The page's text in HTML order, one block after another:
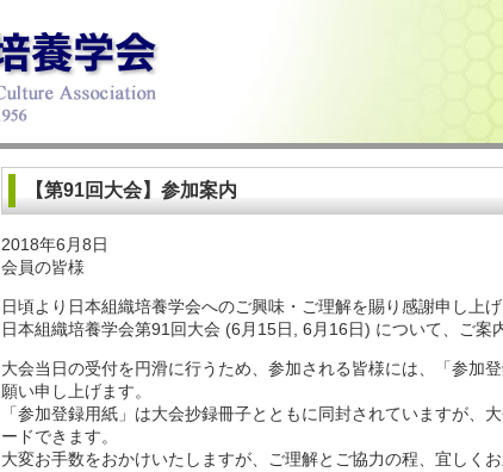
【第91回大会】参加案内
2018年6月8日
会員の皆様
日頃より日本組織培養学会へのご興味・ご理解を賜り感謝申し上げ
日本組織培養学会第91回大会 (6月15日, 6月16日) について、ご案
大会当日の受付を円滑に行うため、参加される皆様には、「参加
願い申し上げます。
「参加登録用紙」は大会抄録冊子とともに同封されていますが、
ードできます。
大変お手数をおかけいたしますが、ご理解とご協力の程、宜しくお